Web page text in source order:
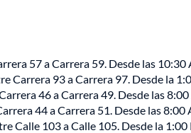
57 a Carrera 59. Desde las
Carrera 93 a Carrera 97. Desde la
46 a Carrera 49. Desde las
44 a Carrera 51. Desde las 8:00
Calle 103 a Calle 105. Desde la